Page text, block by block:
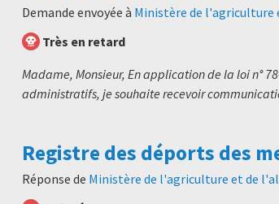
Demande envoyée à Ministère de
Très en retard
Madame, Monsieur, En application de la loi n°
administratifs, je souhaite recevoir
Registre des déports des
Réponse de Ministère de l'agriculture et de